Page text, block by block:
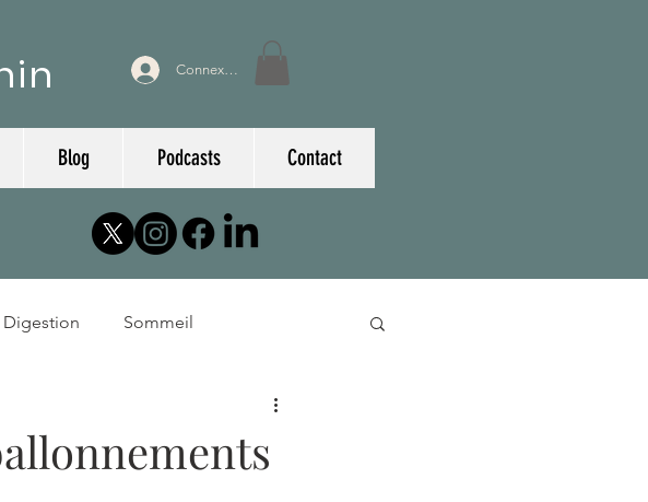
Connexion
Blog Podcasts Contact
Digestion Sommeil